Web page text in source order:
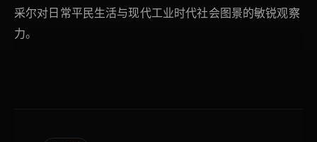
采尔对日常平民生活与现代工业时代社会图景的敏锐观察
力。